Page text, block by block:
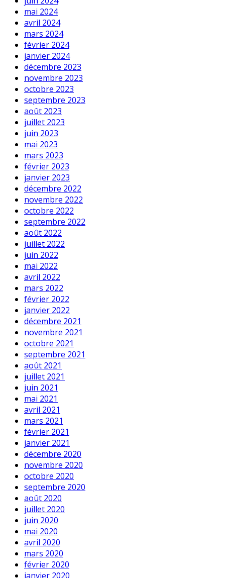
mai 2024
avril 2024
mars 2024
février 2024
janvier 2024
décembre 2023
novembre 2023
octobre 2023
septembre 2023
août 2023
juillet 2023
juin 2023
mai 2023
mars 2023
février 2023
janvier 2023
décembre 2022
novembre 2022
octobre 2022
septembre 2022
août 2022
juillet 2022
juin 2022
mai 2022
avril 2022
mars 2022
février 2022
janvier 2022
décembre 2021
novembre 2021
octobre 2021
septembre 2021
août 2021
juillet 2021
juin 2021
mai 2021
avril 2021
mars 2021
février 2021
janvier 2021
décembre 2020
novembre 2020
octobre 2020
septembre 2020
août 2020
juillet 2020
juin 2020
mai 2020
avril 2020
mars 2020
février 2020
janvier 2020